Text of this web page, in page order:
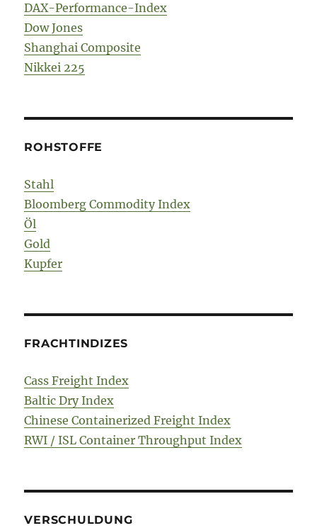
DAX-Performance-Index
Dow Jones
Shanghai Composite
Nikkei 225
ROHSTOFFE
Stahl
Bloomberg Commodity Index
Öl
Gold
Kupfer
FRACHTINDIZES
Cass Freight Index
Baltic Dry Index
Chinese Containerized Freight Index
RWI / ISL Container Throughput Index
VERSCHULDUNG